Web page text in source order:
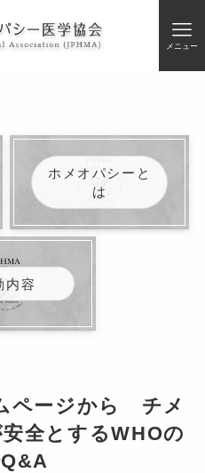
メニュー
ホメオパシーと
は
内容
ページから チメ
全とするWHOの